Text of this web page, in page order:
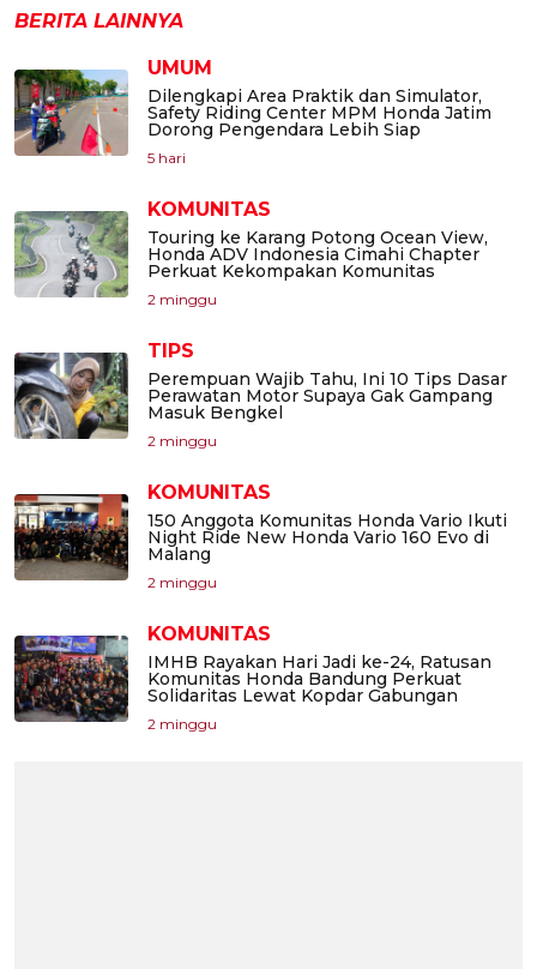
BERITA LAINNYA
UMUM
Dilengkapi Area Praktik dan Simulator,
Safety Riding Center MPM Honda Jatim
Dorong Pengendara Lebih Siap
5 hari
KOMUNITAS
Touring ke Karang Potong Ocean View,
Honda ADV Indonesia Cimahi Chapter
Perkuat Kekompakan Komunitas
2 minggu
TIPS
Perempuan Wajib Tahu, Ini 10 Tips Dasar
Perawatan Motor Supaya Gak Gampang
Masuk Bengkel
2 minggu
KOMUNITAS
150 Anggota Komunitas Honda Vario Ikuti
Night Ride New Honda Vario 160 Evo di
Malang
2 minggu
KOMUNITAS
IMHB Rayakan Hari Jadi ke-24, Ratusan
Komunitas Honda Bandung Perkuat
Solidaritas Lewat Kopdar Gabungan
2 minggu